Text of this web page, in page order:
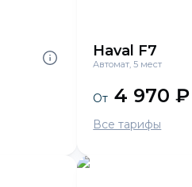
Haval F7
Автомат, 5 мест
От 4 970 ₽
Все тарифы